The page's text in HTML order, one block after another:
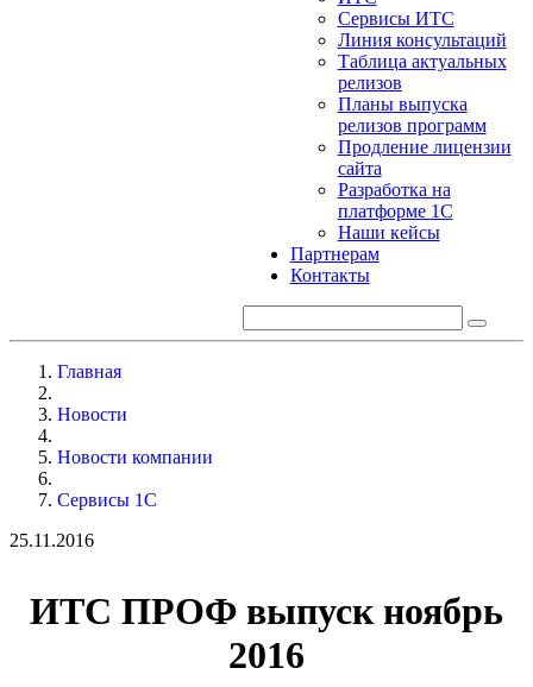
Сервисы ИТС
Линия консультаций
Таблица актуальных
релизов
Планы выпуска
релизов программ
Продление лицензии
сайта
Разработка на
платформе 1С
Наши кейсы
Партнерам
Контакты
Главная
Новости
Новости компании
Сервисы 1С
25.11.2016
ИТС ПРОФ выпуск ноябрь
2016